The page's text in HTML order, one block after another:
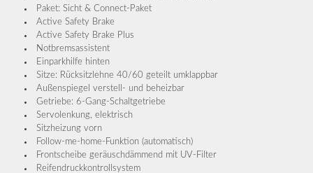
Paket: Sicht & Connect-Paket
Active Safety Brake
Active Safety Brake Plus
Notbremsassistent
Einparkhilfe hinten
Sitze: Rücksitzlehne 40/60 geteilt umklappbar
Außenspiegel verstell- und beheizbar
Getriebe: 6-Gang-Schaltgetriebe
Servolenkung, elektrisch
Sitzheizung vorn
Follow-me-home-Funktion (automatisch)
Frontscheibe geräuschdämmend mit UV-Filter
Reifendruckkontrollsystem